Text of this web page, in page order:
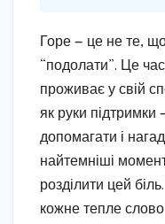
Горе — це не те,
“подолати”. Це
проживає у свій
як руки підтримки
допомагати і
найтемніші
розділити цей
кожне тепле